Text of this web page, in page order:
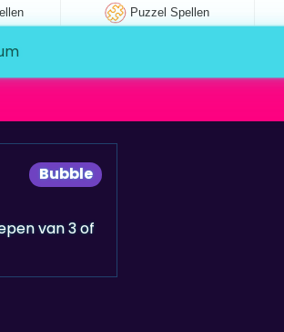
Puzzel Spellen
Bubble
van 3 of